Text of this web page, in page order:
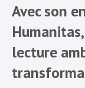
Avec son
lecture